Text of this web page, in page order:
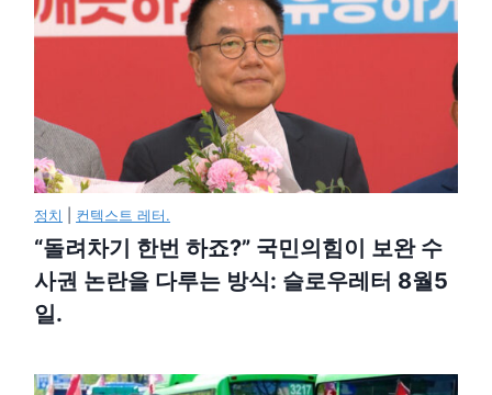
정치 컨텍스트 레터.
“돌려차기 한번 하죠?” 국민의힘이 보완 수
사권 논란을 다루는 방식: 슬로우레터 8월5
일.